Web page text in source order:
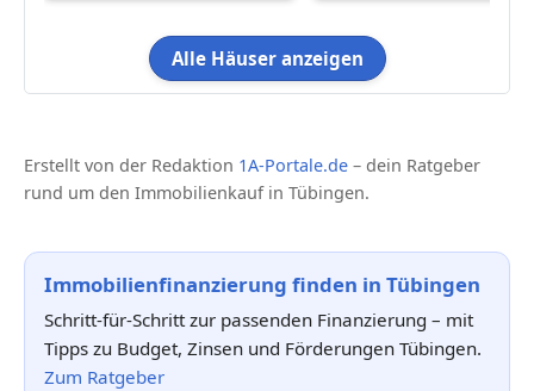
Alle Häuser anzeigen
Erstellt von der Redaktion 1A-Portale.de – dein Ratgeber
rund um den Immobilienkauf in Tübingen.
Immobilienfinanzierung finden in Tübingen
Schritt-für-Schritt zur passenden Finanzierung – mit
Tipps zu Budget, Zinsen und Förderungen Tübingen.
Zum Ratgeber